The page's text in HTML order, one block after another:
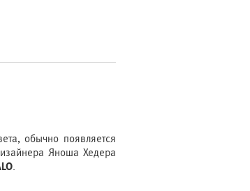
обычно появляется
Яноша Хедера